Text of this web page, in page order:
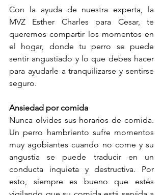
Con la ayuda de nuestra experta, la
MVZ Esther Charles para Cesar, te
queremos compartir los momentos en
el hogar, donde tu perro se puede
sentir angustiado y lo que debes hacer
para ayudarle a tranquilizarse y sentirse
seguro.
Ansiedad por comida
Nunca olvides sus horarios de comida.
Un perro hambriento sufre momentos
muy agobiantes cuando no come y su
angustia se puede traducir en un
conducta inquieta y destructiva. Por
esto, siempre es bueno que estés